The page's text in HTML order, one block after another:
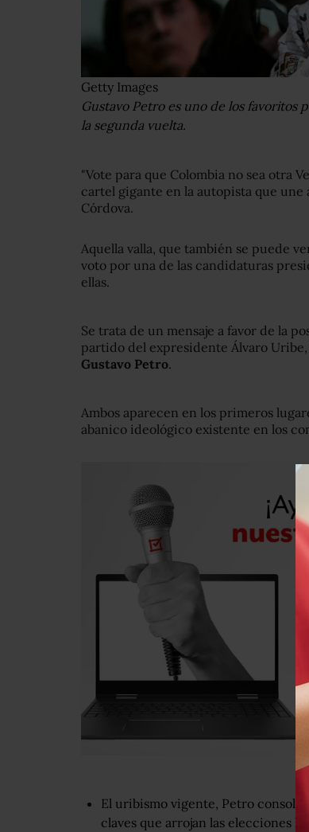
Getty Images
Gustavo Petro es uno de los favoritos
la segunda vuelta.
"Vote para que Colombia no sea otra
cartel gigante en la autopista que
Córdova.
Aquella valla, que también se puede
voto por una de las candidaturas
ellas.
Se trata de un mensaje a favor de la
partido del expresidente Álvaro Uribe,
Gustavo Petro.
Ambos aparecen en los primeros
abanico ideológico existente en los
El uribismo vigente, Petro
claves que arrojan las elecciones